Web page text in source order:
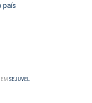
país
SEJUVEL